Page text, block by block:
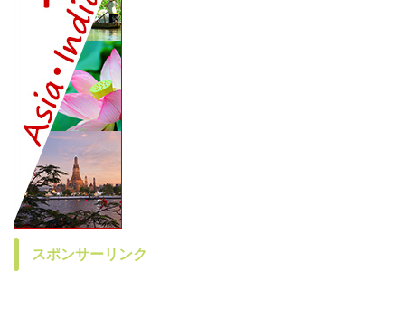
スポンサーリンク